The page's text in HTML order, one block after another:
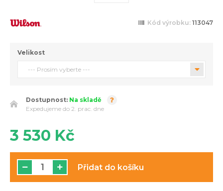
Kód výrobku: 113047
Velikost
--- Prosím vyberte ---
Dostupnost: Na skladě
Expedujeme do 2. prac. dne
3 530 Kč
Přidat do košíku